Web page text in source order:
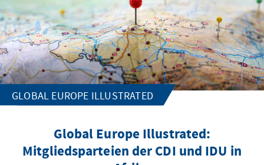
GLOBAL EUROPE ILLUSTRATED
Global Europe Illustrated:
Mitgliedsparteien der CDI und IDU in